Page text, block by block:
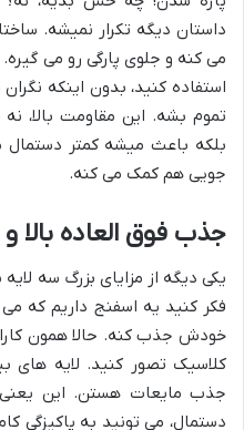
داستان دیگه تکرار نمیشه.
می کنه و جلوی پارگی رو می
استفاده کنید، بدون اینکه
تموم بشه. این مقاومت بالا،
بلکه باعث میشه کمتر
جویی هم کمک می کنه.
جذب فوق العاده بالا و
یکی دیگه از مزایای بزرگ سه
فکر کنید یه اسفنج داریم که
خودش جذب کنه. حالا همون
کلاسیک تصور کنید. لایه های
جذب مایعات هستن. این یعنی
دستمال، می تونید به پاکیزگی